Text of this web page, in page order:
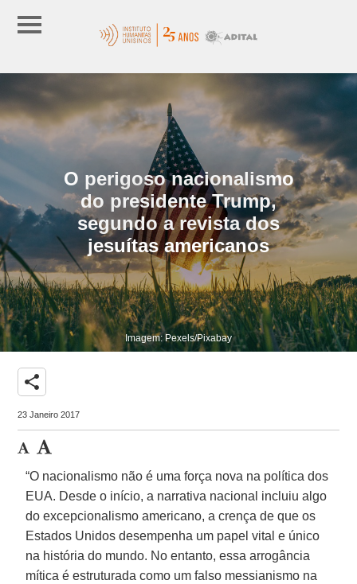
O perigoso nacionalismo
do presidente Trump,
segundo a revista dos
jesuítas americanos
Imagem: Pexels/Pixabay
share
23 Janeiro 2017
“O nacionalismo não é uma força nova na política dos
EUA. Desde o início, a narrativa nacional incluiu algo
do excepcionalismo americano, a crença de que os
Estados Unidos desempenha um papel vital e único
na história do mundo. No entanto, essa arrogância
mítica é estruturada como um falso messianismo na